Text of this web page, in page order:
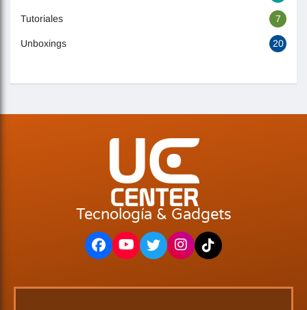
Tutoriales 7
Unboxings 20
Tecnología & Gadgets